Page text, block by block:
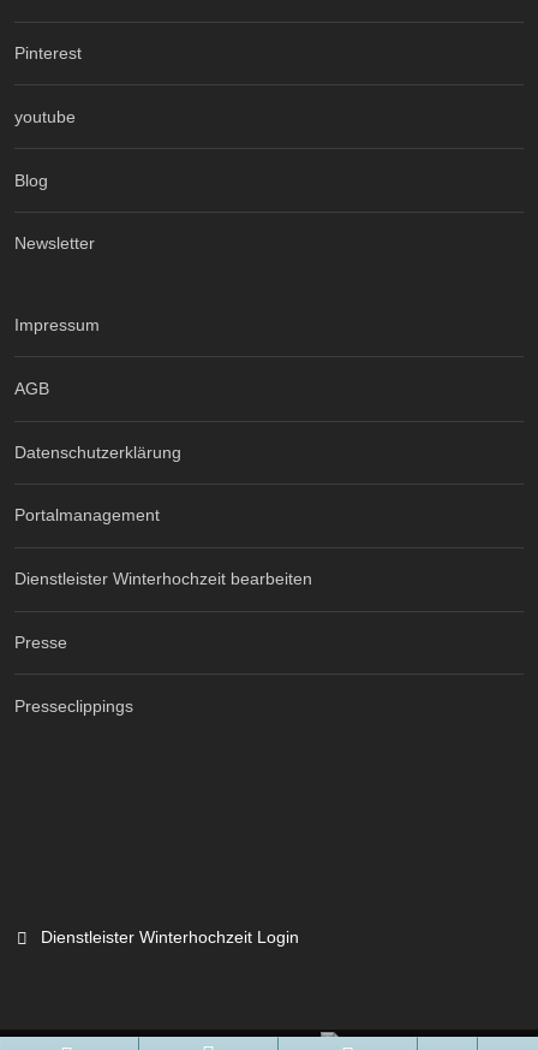
Pinterest
youtube
Blog
Newsletter
Impressum
AGB
Datenschutzerklärung
Portalmanagement
Dienstleister Winterhochzeit bearbeiten
Presse
Presseclippings
Dienstleister Winterhochzeit Login